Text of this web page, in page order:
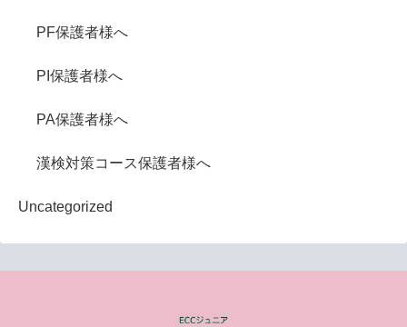
PF保護者様へ
PI保護者様へ
PA保護者様へ
漢検対策コース保護者様へ
Uncategorized